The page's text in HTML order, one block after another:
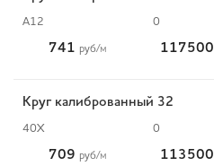
А12 0
741 руб/м 117500
Круг калиброванный 32
40Х 0
709 руб/м 113500